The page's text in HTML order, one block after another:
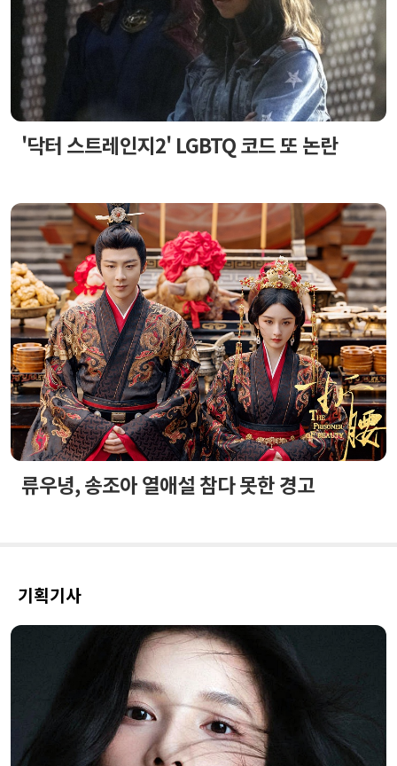
'닥터 스트레인지2' LGBTQ 코드 또 논란
류우녕, 송조아 열애설 참다 못한 경고
기획기사